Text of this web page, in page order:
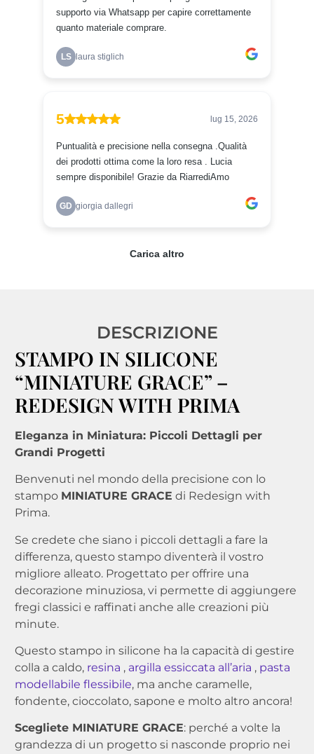
DESCRIZIONE
STAMPO IN SILICONE
“MINIATURE GRACE” –
REDESIGN WITH PRIMA
Eleganza in Miniatura: Piccoli Dettagli per
Grandi Progetti
Benvenuti nel mondo della precisione con lo
stampo MINIATURE GRACE di Redesign with
Prima.
Se credete che siano i piccoli dettagli a fare la
differenza, questo stampo diventerà il vostro
migliore alleato. Progettato per offrire una
decorazione minuziosa, vi permette di aggiungere
fregi classici e raffinati anche alle creazioni più
minute.
Questo stampo in silicone ha la capacità di gestire
colla a caldo, resina , argilla essiccata all’aria , pasta
modellabile flessibile, ma anche caramelle,
fondente, cioccolato, sapone e molto altro ancora!
Scegliete MINIATURE GRACE: perché a volte la
grandezza di un progetto si nasconde proprio nei